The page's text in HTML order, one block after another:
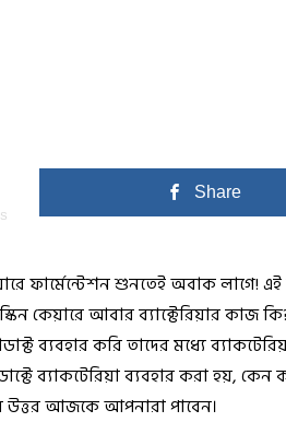
Share
ফার্মেন্টেশন শুনতেই অবাক লাগে!
স্কিন কেয়ারেআবার ব্যাক্টেরিয়ার কাজ
ব্যবহার করি তাদের মধ্যে
ব্যাকটেরিয়া ব্যবহার করা হয়,
উত্তর আজকে আপনারা পাবেন।